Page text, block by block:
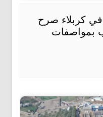
في كربلاء صرح
بمواصفات